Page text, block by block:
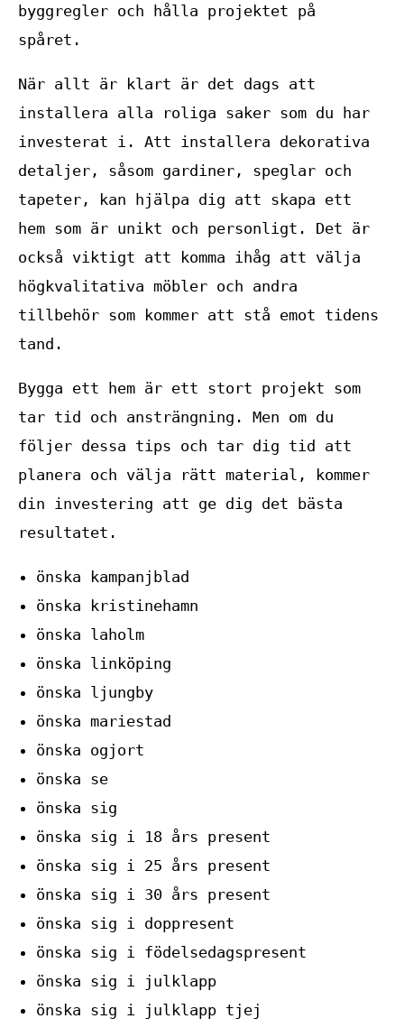
byggregler och hålla projektet på
spåret.
När allt är klart är det dags att
installera alla roliga saker som du har
investerat i. Att installera dekorativa
detaljer, såsom gardiner, speglar och
tapeter, kan hjälpa dig att skapa ett
hem som är unikt och personligt. Det är
också viktigt att komma ihåg att välja
högkvalitativa möbler och andra
tillbehör som kommer att stå emot tidens
tand.
Bygga ett hem är ett stort projekt som
tar tid och ansträngning. Men om du
följer dessa tips och tar dig tid att
planera och välja rätt material, kommer
din investering att ge dig det bästa
resultatet.
önska kampanjblad
önska kristinehamn
önska laholm
önska linköping
önska ljungby
önska mariestad
önska ogjort
önska se
önska sig
önska sig i 18 års present
önska sig i 25 års present
önska sig i 30 års present
önska sig i doppresent
önska sig i födelsedagspresent
önska sig i julklapp
önska sig i julklapp tjej